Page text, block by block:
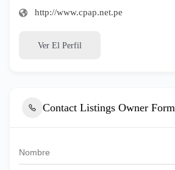
http://www.cpap.net.pe
Ver El Perfil
Contact Listings Owner Form